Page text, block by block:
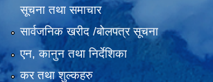
सूचना तथा समाचार
सार्वजनिक खरीद /बोलपत्र सूचना
एन, कानुन तथा निर्देशिका
कर तथा शुल्कहरु